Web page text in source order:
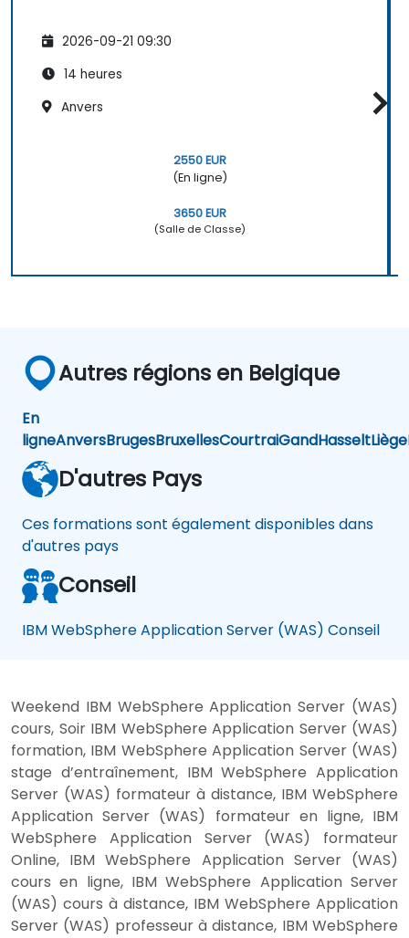
2026-09-21 09:30
14 heures
Anvers
2550 EUR
(En ligne)
3650 EUR
(Salle de Classe)
Autres régions en Belgique
En
ligneAnversBrugesBruxellesCourtraiGandHasseltLiège
D'autres Pays
Ces formations sont également disponibles dans
d'autres pays
Conseil
IBM WebSphere Application Server (WAS) Conseil
Weekend IBM WebSphere Application Server (WAS)
cours, Soir IBM WebSphere Application Server (WAS)
formation, IBM WebSphere Application Server (WAS)
stage d’entraînement, IBM WebSphere Application
Server (WAS) formateur à distance, IBM WebSphere
Application Server (WAS) formateur en ligne, IBM
WebSphere Application Server (WAS) formateur
Online, IBM WebSphere Application Server (WAS)
cours en ligne, IBM WebSphere Application Server
(WAS) cours à distance, IBM WebSphere Application
Server (WAS) professeur à distance, IBM WebSphere